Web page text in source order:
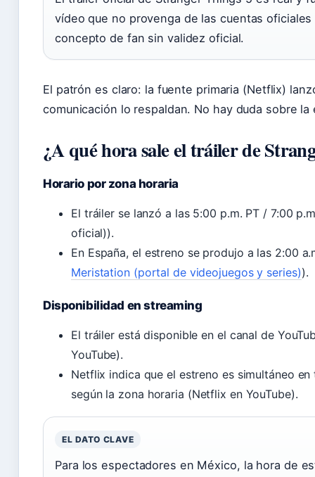
vídeo que no provenga de las cuentas
concepto de fan sin validez oficial.
El patrón es claro: la fuente primaria (Netflix)
comunicación lo respaldan. No hay duda sobre
¿A qué hora sale el tráiler de
Horario por zona horaria
El tráiler se lanzó a las 5:00 p.m. PT / 7:00
oficial)).
En España, el estreno se produjo a las 2:00
Meristation (portal de videojuegos y series)).
Disponibilidad en streaming
El tráiler está disponible en el canal de
YouTube).
Netflix indica que el estreno es simultáneo
según la zona horaria (Netflix en YouTube).
EL DATO CLAVE
Para los espectadores en México, la hora de